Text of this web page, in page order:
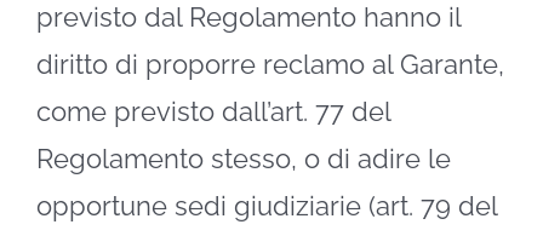
previsto dal Regolamento hanno il
diritto di proporre reclamo al Garante,
come previsto dall’art. 77 del
Regolamento stesso, o di adire le
opportune sedi giudiziarie (art. 79 del